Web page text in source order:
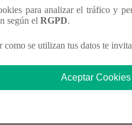
pierdas los próximos
para analizar el tráfico y
según el RGPD.
como se utilizan tus datos te
Aceptar Cookies